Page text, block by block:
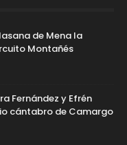
de Mena la
Montañés
Fernández y Efrén
cántabro de Camargo